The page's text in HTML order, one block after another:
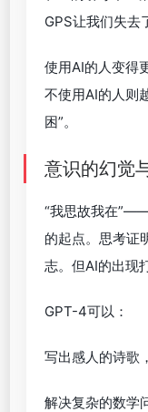
GPS让我们失去
使用AI的人变得
不使用AI的人则
困”。
意识的幻觉
“我思故我在
的起点。思考证
志。但AI的出现
GPT-4可以：
写出感人的诗歌
解决复杂的数学